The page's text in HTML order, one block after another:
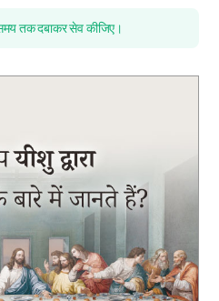
तक दबाकर सेव कीजिए।